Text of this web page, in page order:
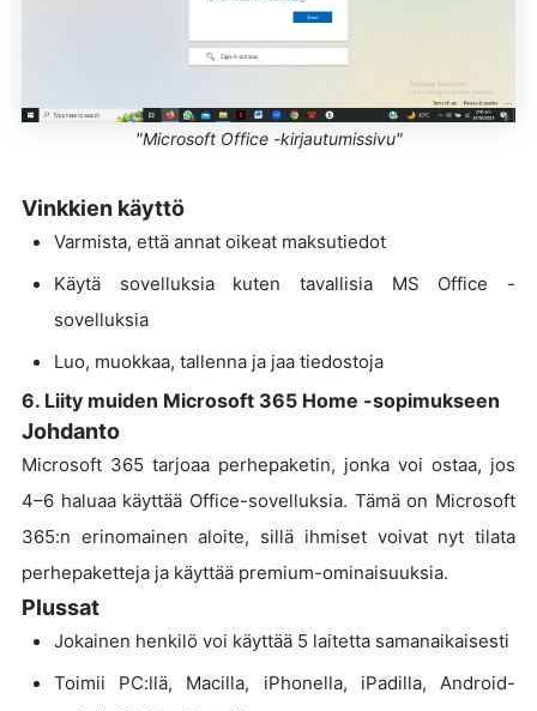
"Microsoft Office -kirjautumissivu"
Vinkkien käyttö
Varmista, että annat oikeat maksutiedot
Käytä sovelluksia kuten tavallisia MS Office -
sovelluksia
Luo, muokkaa, tallenna ja jaa tiedostoja
6. Liity muiden Microsoft 365 Home -sopimukseen
Johdanto
Microsoft 365 tarjoaa perhepaketin, jonka voi ostaa, jos
4–6 haluaa käyttää Office-sovelluksia. Tämä on Microsoft
365:n erinomainen aloite, sillä ihmiset voivat nyt tilata
perhepaketteja ja käyttää premium-ominaisuuksia.
Plussat
Jokainen henkilö voi käyttää 5 laitetta samanaikaisesti
Toimii PC:llä, Macilla, iPhonella, iPadilla, Android-